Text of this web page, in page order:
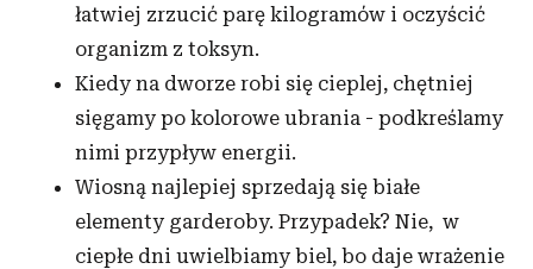
łatwiej zrzucić parę kilogramów i oczyścić
organizm z toksyn.
Kiedy na dworze robi się cieplej, chętniej
sięgamy po kolorowe ubrania - podkreślamy
nimi przypływ energii.
Wiosną najlepiej sprzedają się białe
elementy garderoby. Przypadek? Nie, w
ciepłe dni uwielbiamy biel, bo daje wrażenie